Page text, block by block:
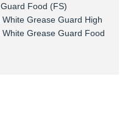
Food (FS)
Grease Guard High
Grease Guard Food